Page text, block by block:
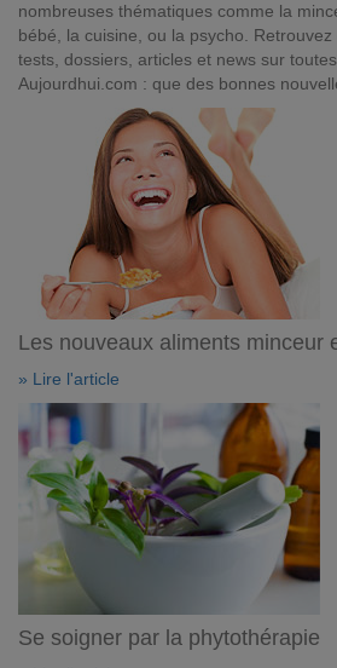
nombreuses thématiques comme la
bébé, la cuisine, ou la psycho. Retrouvez
tests, dossiers, articles et news sur
Aujourdhui.com : que des bonnes
Les nouveaux aliments minceur
» Lire l'article
Se soigner par la phytothérapie